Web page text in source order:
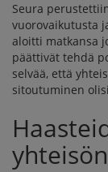
Seura
vuorovaikutusta
aloitti matkansa
päättivät tehdä
selvää, että
sitoutuminen